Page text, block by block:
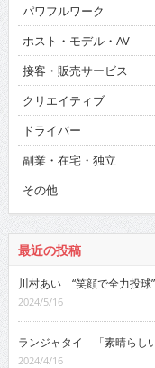
パワフルワーク
ホスト・モデル・AV
接客・販売サービス
クリエイティブ
ドライバー
副業・在宅・独立
その他
最近の投稿
川村あい “笑顔で全力投球
2024/5/16
ランジャタイ 「素晴らし
2024/4/16